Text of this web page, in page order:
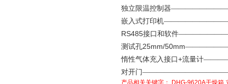
独立限温控制器
嵌入式打印机
RS485接口和软件
测试孔25mm/50mm
惰性气体充入接口 +流量计
对开门
产品相关关键字： DHG-9620A干燥箱